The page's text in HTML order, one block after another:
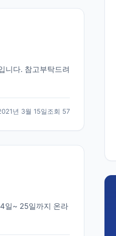
니다. 참고부탁드려
년 3월 15일조회 57
일~ 25일까지 온라